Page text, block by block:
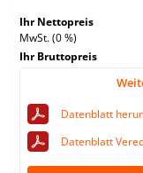
Ihr Nettopreis
MwSt. (0 %)
Ihr Bruttopreis
Datenblatt
Datenblatt